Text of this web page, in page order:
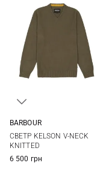
BARBOUR
СВЕТР KELSON V-NECK
KNITTED
6 500 грн